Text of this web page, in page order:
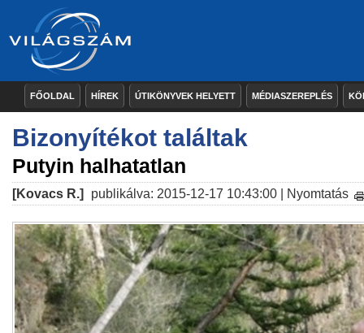
FŐOLDAL HÍREK ÚTIKÖNYVEK HELYETT MÉDIASZEREPLÉS
Bizonyítékot találtak
Putyin halhatatlan
[Kovacs R.] publikálva: 2015-12-17 10:43:00 | Nyomtatás